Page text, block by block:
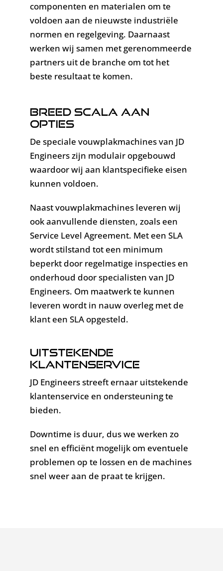
componenten en materialen om te
voldoen aan de nieuwste industriële
normen en regelgeving. Daarnaast
werken wij samen met gerenommeerde
partners uit de branche om tot het
beste resultaat te komen.
Breed scala aan
opties
De speciale vouwplakmachines van JD
Engineers zijn modulair opgebouwd
waardoor wij aan klantspecifieke eisen
kunnen voldoen.
Naast vouwplakmachines leveren wij
ook aanvullende diensten, zoals een
Service Level Agreement. Met een SLA
wordt stilstand tot een minimum
beperkt door regelmatige inspecties en
onderhoud door specialisten van JD
Engineers. Om maatwerk te kunnen
leveren wordt in nauw overleg met de
klant een SLA opgesteld.
Uitstekende
klantenservice
JD Engineers streeft ernaar uitstekende
klantenservice en ondersteuning te
bieden.
Downtime is duur, dus we werken zo
snel en efficiënt mogelijk om eventuele
problemen op te lossen en de machines
snel weer aan de praat te krijgen.